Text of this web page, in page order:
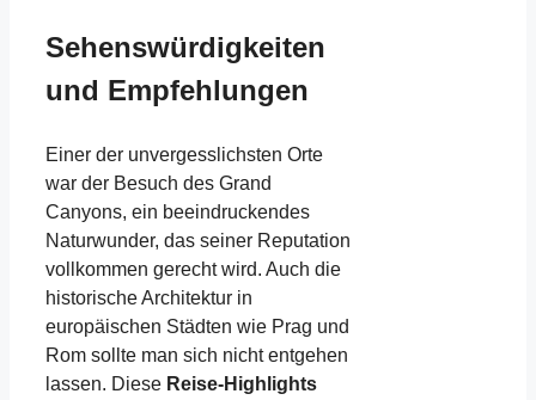
Sehenswürdigkeiten
und Empfehlungen
Einer der unvergesslichsten Orte
war der Besuch des Grand
Canyons, ein beeindruckendes
Naturwunder, das seiner Reputation
vollkommen gerecht wird. Auch die
historische Architektur in
europäischen Städten wie Prag und
Rom sollte man sich nicht entgehen
lassen. Diese Reise-Highlights